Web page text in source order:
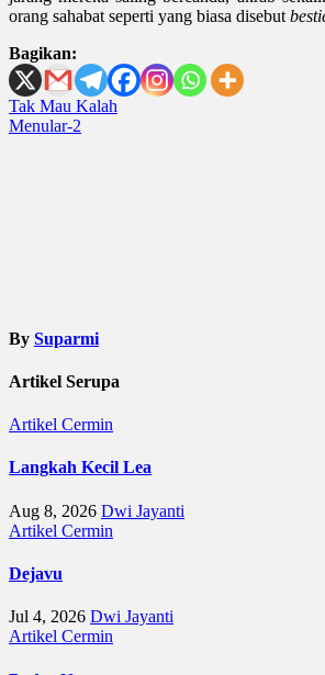
orang sahabat seperti yang biasa disebut
Bagikan:
Post
navigation
Tak Mau Kalah
Menular-2
By Suparmi
Artikel Serupa
Artikel Cermin
Langkah Kecil Lea
Aug 8, 2026 Dwi Jayanti
Artikel Cermin
Dejavu
Jul 4, 2026 Dwi Jayanti
Artikel Cermin